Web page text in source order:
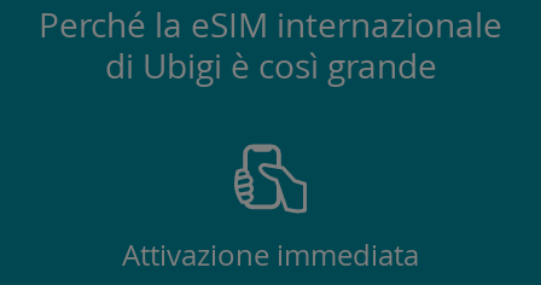
Perché la eSIM internazionale
di Ubigi è così grande
Attivazione immediata